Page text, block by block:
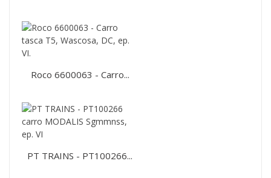
Roco 6600063 - Carro...
PT TRAINS - PT100266...